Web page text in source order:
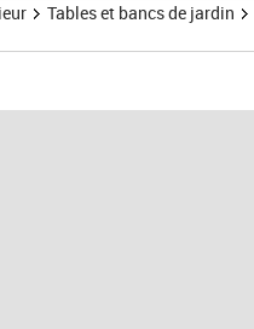
Tables et bancs de jardin